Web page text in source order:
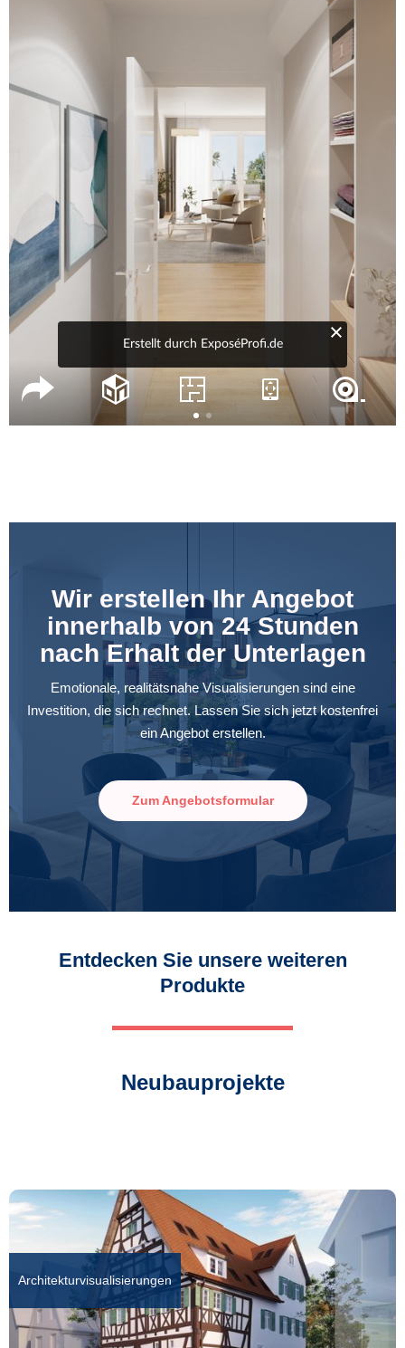
Wir erstellen Ihr Angebot
innerhalb von 24 Stunden
nach Erhalt der Unterlagen
Emotionale, realitätsnahe Visualisierungen sind eine
Investition, die sich rechnet. Lassen Sie sich jetzt kostenfrei
ein Angebot erstellen.
Zum Angebotsformular
Entdecken Sie unsere weiteren
Produkte
Neubauprojekte
Architekturvisualisierungen